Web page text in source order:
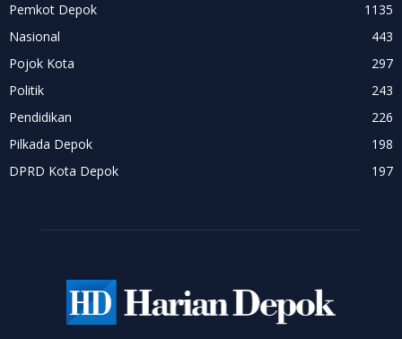
Pemkot Depok
1135
Nasional
443
Pojok Kota
297
Politik
243
Pendidikan
226
Pilkada Depok
198
DPRD Kota Depok
197